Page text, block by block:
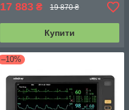
17 883 ₴ 19 870 ₴
Купити
–10%